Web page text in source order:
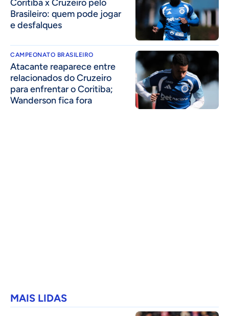
Coritiba x Cruzeiro pelo
Brasileiro: quem pode jogar
e desfalques
CAMPEONATO BRASILEIRO
Atacante reaparece entre
relacionados do Cruzeiro
para enfrentar o Coritiba;
Wanderson fica fora
MAIS LIDAS